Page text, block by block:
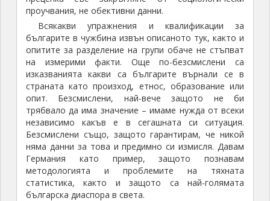
проучвания, не обективни данни.
Всякакви упражнения и квалификации за
българите в чужбина извън описаното тук, както и
опитите за разделение на групи обаче не стъпват
на измерими факти. Още по-безсмислени са
изказванията какви са българите върнали се в
страната като произход, етнос, образование или
опит. Безсмислени, най-вече защото не би
трябвало да има значение – имаме нужда от всеки
независимо какъв е в сегашната си ситуация.
Безсмислени също, защото гарантирам, че никой
няма данни за това и предимно си измисля. Давам
Германия като пример, защото познавам
методологията и проблемите на тяхната
статистика, както и защото са най-голямата
българска диаспора в света.